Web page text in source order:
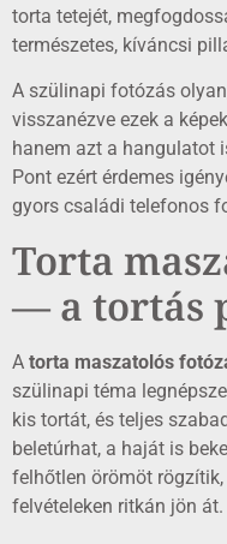
torta tetejét,
természetes, kíváncsi
A szülinapi fotózás
visszanézve ezek a
hanem azt a hangulatot
Pont ezért érdemes
gyors családi telefonos
Torta
— a tortás
A torta maszatolós
szülinapi téma
kis tortát, és teljes
beletúrhat, a haját is
felhőtlen örömöt
felvételeken ritkán jön át.